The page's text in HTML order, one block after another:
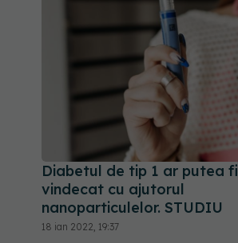
Diabetul de tip 1 ar putea fi
vindecat cu ajutorul
nanoparticulelor. STUDIU
18 ian 2022, 19:37